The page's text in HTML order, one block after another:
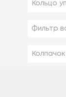
Кольцо
Фильтр